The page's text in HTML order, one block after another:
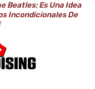
Beatles: Es Una Idea
Incondicionales De